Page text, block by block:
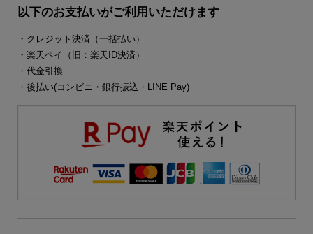
以下のお支払いがご利用いただけます
・クレジット決済（一括払い）
・楽天ペイ（旧：楽天ID決済）
・代金引換
・後払い(コンビニ・銀行振込・LINE Pay)